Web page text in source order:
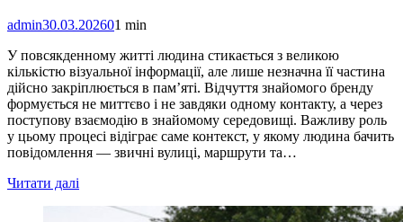
admin30.03.202601 min
У повсякденному житті людина стикається з великою
кількістю візуальної інформації, але лише незначна її частина
дійсно закріплюється в пам’яті. Відчуття знайомого бренду
формується не миттєво і не завдяки одному контакту, а через
поступову взаємодію в знайомому середовищі. Важливу роль
у цьому процесі відіграє саме контекст, у якому людина бачить
повідомлення — звичні вулиці, маршрути та…
Читати далі